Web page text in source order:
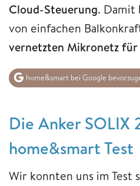
Cloud-Steuerung. Damit
von einfachen
vernetzten Mikronetz
home&smart bei Google
Die Anker SOLIX
home&smart Test
Wir konnten uns im Test